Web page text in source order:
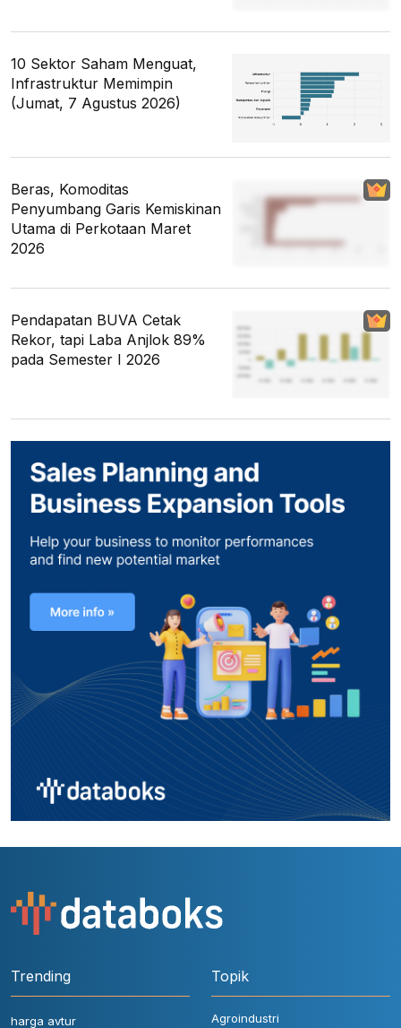
10 Sektor Saham Menguat,
Infrastruktur Memimpin
(Jumat, 7 Agustus 2026)
Beras, Komoditas
Penyumbang Garis Kemiskinan
Utama di Perkotaan Maret
2026
Pendapatan BUVA Cetak
Rekor, tapi Laba Anjlok 89%
pada Semester I 2026
Trending
harga avtur
Topik
Agroindustri